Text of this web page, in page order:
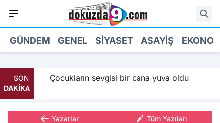
GÜNDEM GENEL SIYASET ASAYIŞ
SON
DAKİKA
Çocukların sevgisi bir cana yuva oldu
Yazarlar Tüm Yazıları